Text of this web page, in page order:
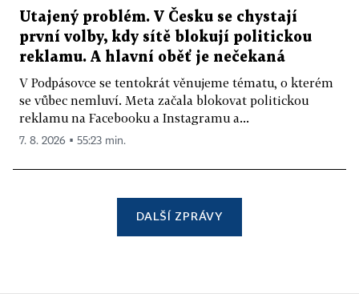
Utajený problém. V Česku se chystají
první volby, kdy sítě blokují politickou
reklamu. A hlavní oběť je nečekaná
V Podpásovce se tentokrát věnujeme tématu, o kterém
se vůbec nemluví. Meta začala blokovat politickou
reklamu na Facebooku a Instagramu a...
7. 8. 2026 ▪ 55:23 min.
DALŠÍ ZPRÁVY